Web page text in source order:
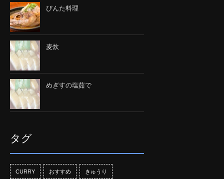
びんた料理
麦炊
めぎすの塩茹で
タグ
CURRY おすすめ きゅうり